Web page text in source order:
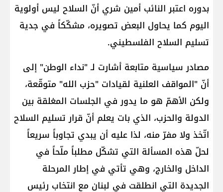
بدوره اعتبر النائب أمين شري أنّ السلاح ليس أولوية
اليوم كما يحاول البعض تصويره، مشكّكاً في جدية
تسليم السلاح الفلسطيني.
مصادر سياسية متابعة أشارت لـ "نداء الوطن" إلى
أنّ "المواقف العلنية لقيادات "حزب الله" متوقّعة،
ولكن الأهمّ هو ما يدور في الجلسات المغلقة بين
الدولة والحزب، الذي بات يعلم أنّ قرار تسليم السلاح
اتّخذ ولا مفرّ منه، لذا عليه أن يبدي تجاوباً سريعاً
لحلّ هذه المسألة التي تشكّل مطلباً ملّحاً في
الداخل والخارج، وهي تأتي في إطار المرحلة
الجديدة التي انطلقت في لبنان مع انتخاب رئيس